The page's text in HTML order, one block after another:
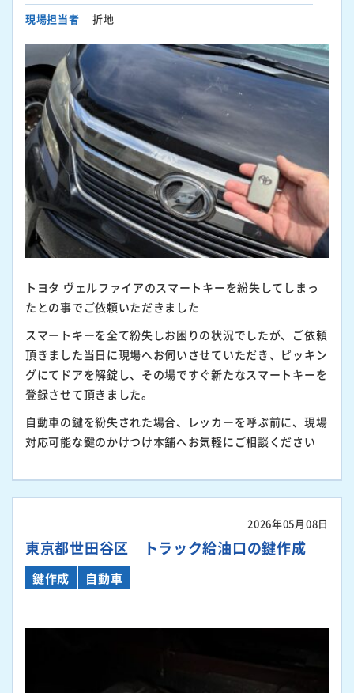
現場担当者
折地
トヨタ ヴェルファイアのスマートキーを紛失してしまっ
たとの事でご依頼いただきました
スマートキーを全て紛失しお困りの状況でしたが、ご依頼
頂きました当日に現場へお伺いさせていただき、ピッキン
グにてドアを解錠し、その場ですぐ新たなスマートキーを
登録させて頂きました。
自動車の鍵を紛失された場合、レッカーを呼ぶ前に、現場
対応可能な鍵のかけつけ本舗へお気軽にご相談ください
2026年05月08日
東京都世田谷区 トラック給油口の鍵作成
鍵作成 自動車